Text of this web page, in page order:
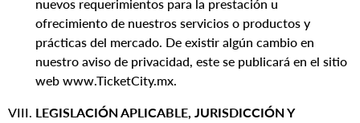
nuevos requerimientos para la prestación u
ofrecimiento de nuestros servicios o productos y
prácticas del mercado. De existir algún cambio en
nuestro aviso de privacidad, este se publicará en el sitio
web www.TicketCity.mx.
LEGISLACIÓN APLICABLE, JURISDICCIÓN Y